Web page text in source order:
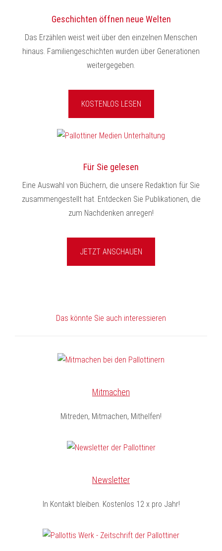
Geschichten öffnen neue Welten
Das Erzählen weist weit über den einzelnen Menschen
hinaus. Familiengeschichten wurden über Generationen
weitergegeben.
KOSTENLOS LESEN
Für Sie gelesen
Eine Auswahl von Büchern, die unsere Redaktion für Sie
zusammengestellt hat. Entdecken Sie Publikationen, die
zum Nachdenken anregen!
JETZT ANSCHAUEN
Das könnte Sie auch interessieren
Mitmachen
Mitreden, Mitmachen, Mithelfen!
Newsletter
In Kontakt bleiben. Kostenlos 12 x pro Jahr!